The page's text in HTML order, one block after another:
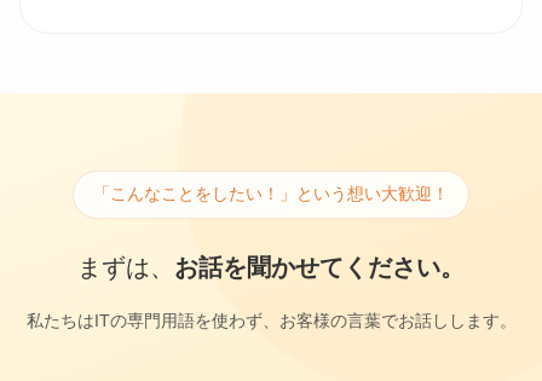
「こんなことをしたい！」という想い大歓迎！
まずは、 お話を聞かせてください。
私たちはITの専門用語を使わず、お客様の言葉でお話しします。